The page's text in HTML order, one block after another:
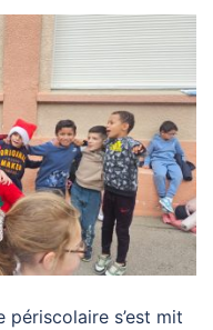
périscolaire s’est mit